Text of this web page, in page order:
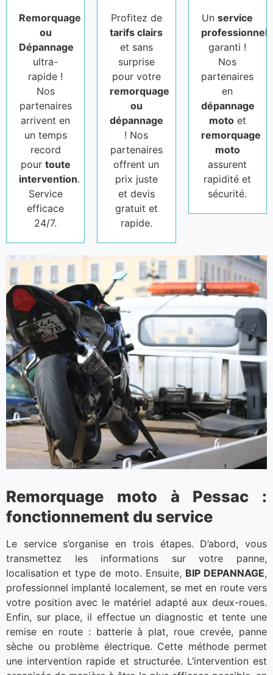
Remorquage
ou
Dépannage
ultra-
rapide !
Nos
partenaires
arrivent en
un temps
record
pour toute
intervention.
Service
efficace
24/7.
Profitez de
tarifs clairs
et sans
surprise
pour votre
remorquage
ou
dépannage
! Nos
partenaires
offrent un
prix juste
et devis
gratuit et
rapide.
Unservice
professionnel
garanti !
Nos
partenaires
en
dépannage
motoet
remorquage
moto
assurent
rapidité et
sécurité.
Remorquage moto à Pessac :
fonctionnement du service
Le service s’organise en trois étapes. D’abord, vous
transmettez les informations sur votre panne,
localisation et type de moto. Ensuite, BIP DEPANNAGE,
professionnel implanté localement, se met en route vers
votre position avec le matériel adapté aux deux-roues.
Enfin, sur place, il effectue un diagnostic et tente une
remise en route : batterie à plat, roue crevée, panne
sèche ou problème électrique. Cette méthode permet
une intervention rapide et structurée. L’intervention est